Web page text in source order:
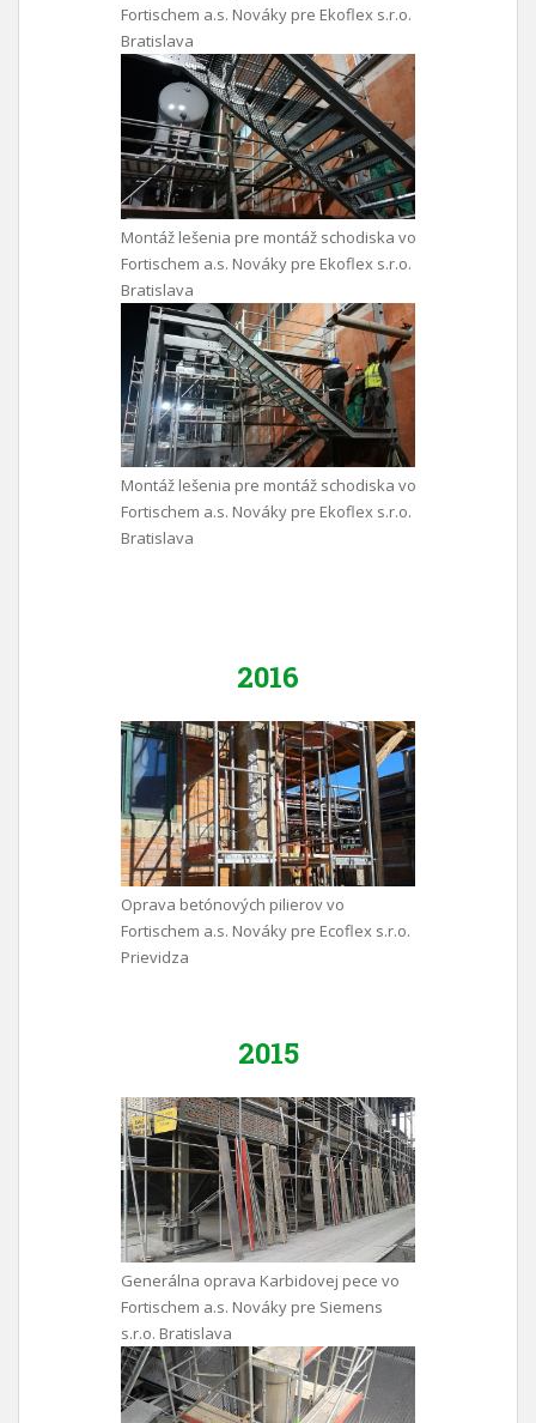
Fortischem a.s. Nováky pre Ekoflex s.r.o.
Bratislava
Montáž lešenia pre montáž schodiska vo
Fortischem a.s. Nováky pre Ekoflex s.r.o.
Bratislava
Montáž lešenia pre montáž schodiska vo
Fortischem a.s. Nováky pre Ekoflex s.r.o.
Bratislava
2016
Oprava betónových pilierov vo
Fortischem a.s. Nováky pre Ecoflex s.r.o.
Prievidza
2015
Generálna oprava Karbidovej pece vo
Fortischem a.s. Nováky pre Siemens
s.r.o. Bratislava